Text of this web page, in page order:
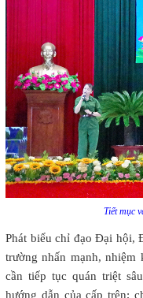
Tiết mục
Phát biểu chỉ đạo Đại hội,
trường nhấn mạnh,
cần tiếp tục quán triệt
hướng dẫn của cấp trên;